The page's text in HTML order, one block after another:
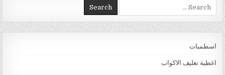
Search for:
اسطمبات
اغطية تغليف الاكواب